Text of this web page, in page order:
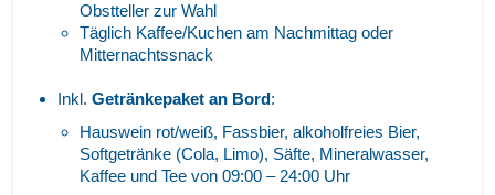
Obstteller zur Wahl
Täglich Kaffee/Kuchen am Nachmittag oder
Mitternachtssnack
Inkl. Getränkepaket an Bord:
Hauswein rot/weiß, Fassbier, alkoholfreies Bier,
Softgetränke (Cola, Limo), Säfte, Mineralwasser,
Kaffee und Tee von 09:00 – 24:00 Uhr